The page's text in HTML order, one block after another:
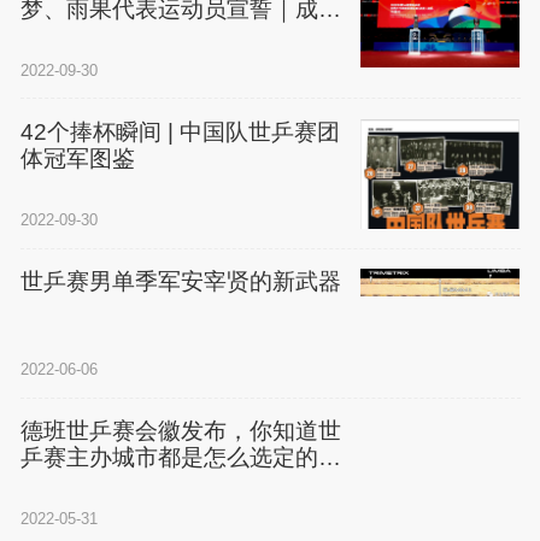
梦、雨果代表运动员宣誓｜成都
2022-09-30
42个捧杯瞬间 | 中国队世乒赛团
体冠军图鉴
2022-09-30
世乒赛男单季军安宰贤的新武器
2022-06-06
德班世乒赛会徽发布，你知道世
乒赛主办城市都是怎么选定的
2022-05-31